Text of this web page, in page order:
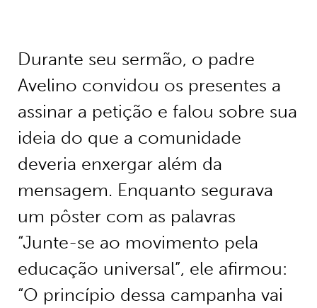
Durante seu sermão, o padre
Avelino convidou os presentes a
assinar a petição e falou sobre sua
ideia do que a comunidade
deveria enxergar além da
mensagem. Enquanto segurava
um pôster com as palavras
“Junte-se ao movimento pela
educação universal”, ele afirmou:
“O princípio dessa campanha vai